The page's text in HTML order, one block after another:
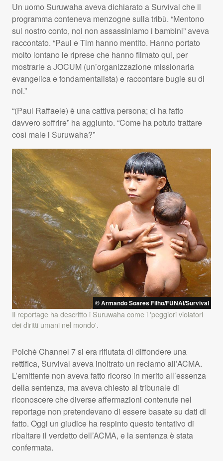
Un uomo Suruwaha aveva dichiarato a Survival che il
programma conteneva menzogne sulla tribù. “Mentono
sul nostro conto, noi non assassiniamo i bambini” aveva
raccontato. “Paul e Tim hanno mentito. Hanno portato
molto lontano le riprese che hanno filmato qui, per
mostrarle aJOCUM (un’organizzazione missionaria
evangelica e fondamentalista) e raccontare bugie su di
noi.”
“(Paul Raffaele) è una cattiva persona; ci ha fatto
davvero soffrire” ha aggiunto. “Come ha potuto trattare
così male i Suruwaha?”
© Armando Soares Filho/FUNAI/Survival
Il reportage ha descritto i Suruwaha come i 'peggiori violatori
dei diritti umani nel mondo'.
Poichè Channel 7 si era rifiutata di diffondere una
rettifica, Survival aveva inoltrato un reclamo all’ACMA.
L’emittente non aveva fatto ricorso in merito all’essenza
della sentenza, ma aveva chiesto al tribunale di
riconoscere che diverse affermazioni contenute nel
reportage non pretendevano di essere basate su dati di
fatto. Oggi un giudice ha respinto questo tentativo di
ribaltare il verdetto dell’ACMA, e la sentenza è stata
confermata.